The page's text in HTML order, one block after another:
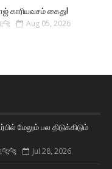
காரியவசம் கைது!
Aug 05, 2026
மேலும் பல திடுக்கிடும்
Jul 28, 2026